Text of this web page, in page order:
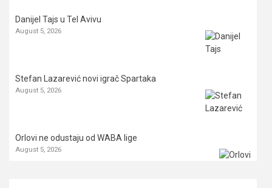
Danijel Tajs u Tel Avivu
August 5, 2026
Stefan Lazarević novi igrač Spartaka
August 5, 2026
Orlovi ne odustaju od WABA lige
August 5, 2026